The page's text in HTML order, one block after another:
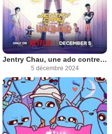
Jentry Chau, une ado contre les démons
5 décembre 2024